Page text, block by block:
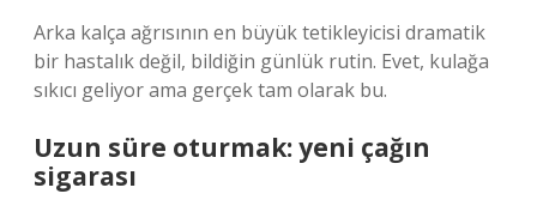
Arka kalça ağrısının en büyük tetikleyicisi dramatik
bir hastalık değil, bildiğin günlük rutin. Evet, kulağa
sıkıcı geliyor ama gerçek tam olarak bu.
Uzun süre oturmak: yeni çağın
sigarası